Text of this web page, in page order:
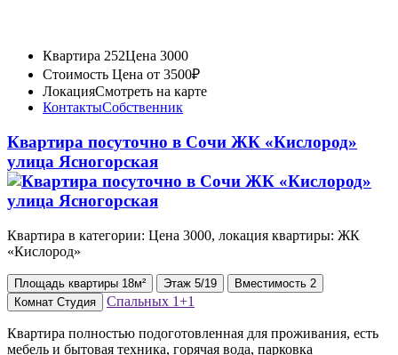
Квартира 252Цена 3000
Стоимость Цена от 3500₽
ЛокацияСмотреть на карте
КонтактыСобственник
Квартира посуточно в Сочи ЖК «Кислород»
улица Ясногорская
Квартира в категории: Цена 3000, локация квартиры: ЖК
«Кислород»
Площадь квартиры 18м² Этаж 5/19 Вместимость 2
Комнат Студия Спальных 1+1
Квартира полностью подоготовленная для проживания, есть
мебель и бытовая техника, горячая вода, парковка